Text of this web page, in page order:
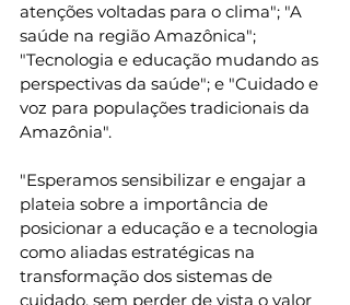
atenções voltadas para o clima"; "A
saúde na região Amazônica";
"Tecnologia e educação mudando as
perspectivas da saúde"; e "Cuidado e
voz para populações tradicionais da
Amazônia".
"Esperamos sensibilizar e engajar a
plateia sobre a importância de
posicionar a educação e a tecnologia
como aliadas estratégicas na
transformação dos sistemas de
cuidado, sem perder de vista o valor